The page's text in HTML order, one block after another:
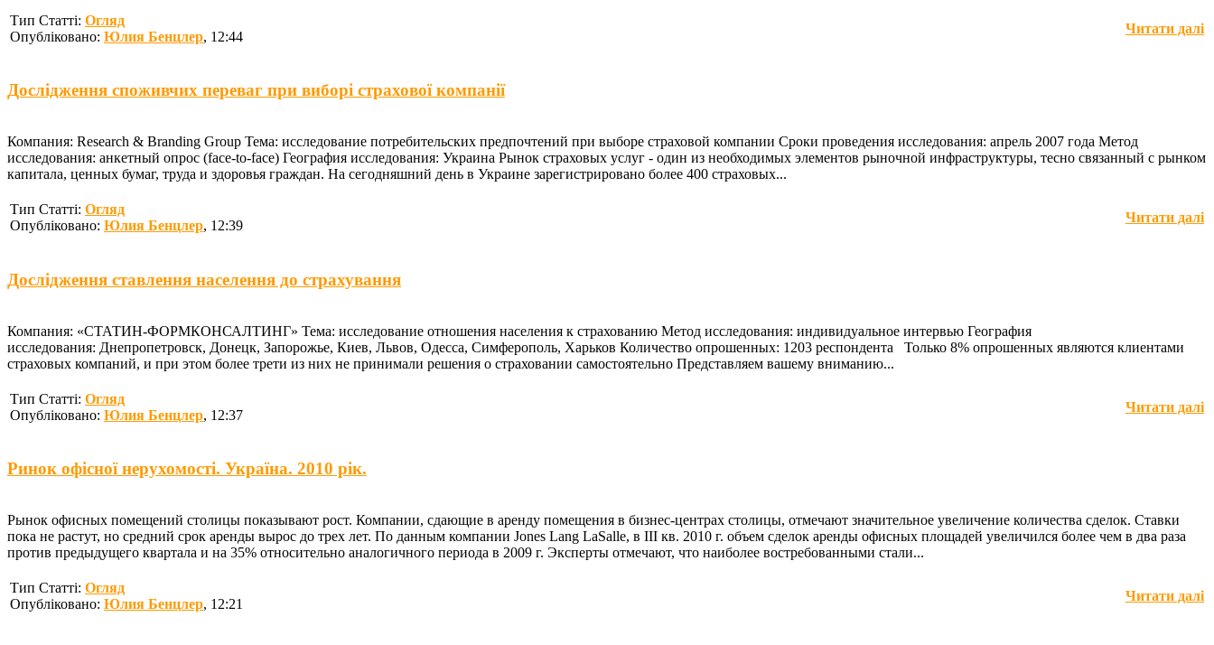
Тип Статті: Огляд
Опубліковано: Юлия Бенцлер, 12:44
Читати далі
Дослідження споживчих переваг при виборі страхової компанії
Компания: Research & Branding Group Тема: исследование потребительских предпочтений при выборе страховой компании Сроки проведения исследования: апрель 2007 года Метод
исследования: анкетный опрос (face-to-face) География исследования: Украина Рынок страховых услуг - один из необходимых элементов рыночной инфраструктуры, тесно связанный с рынком
капитала, ценных бумаг, труда и здоровья граждан. На сегодняшний день в Украине зарегистрировано более 400 страховых...
Тип Статті: Огляд
Опубліковано: Юлия Бенцлер, 12:39
Читати далі
Дослідження ставлення населення до страхування
Компания: «СТАТИН-ФОРМКОНСАЛТИНГ» Тема: исследование отношения населения к страхованию Метод исследования: индивидуальное интервью География
исследования: Днепропетровск, Донецк, Запорожье, Киев, Львов, Одесса, Симферополь, Харьков Количество опрошенных: 1203 респондента Только 8% опрошенных являются клиентами
страховых компаний, и при этом более трети из них не принимали решения о страховании самостоятельно Представляем вашему вниманию...
Тип Статті: Огляд
Опубліковано: Юлия Бенцлер, 12:37
Читати далі
Ринок офісної нерухомості. Україна. 2010 рік.
Рынок офисных помещений столицы показывают рост. Компании, сдающие в аренду помещения в бизнес-центрах столицы, отмечают значительное увеличение количества сделок. Ставки
пока не растут, но средний срок аренды вырос до трех лет. По данным компании Jones Lang LaSalle, в III кв. 2010 г. объем сделок аренды офисных площадей увеличился более чем в два раза
против предыдущего квартала и на 35% относительно аналогичного периода в 2009 г. Эксперты отмечают, что наиболее востребованными стали...
Тип Статті: Огляд
Опубліковано: Юлия Бенцлер, 12:21
Читати далі